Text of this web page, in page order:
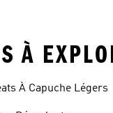
À
À Capuche Légers